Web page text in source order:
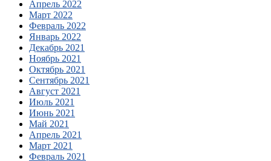
Апрель 2022
Март 2022
Февраль 2022
Январь 2022
Декабрь 2021
Ноябрь 2021
Октябрь 2021
Сентябрь 2021
Август 2021
Июль 2021
Июнь 2021
Май 2021
Апрель 2021
Март 2021
Февраль 2021